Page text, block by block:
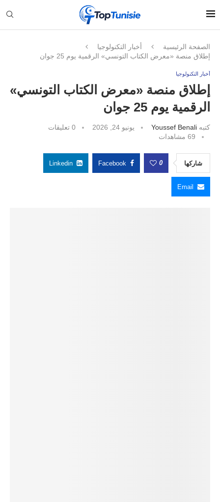
الصفحة الرئيسية
أخبار التكنولوجيا
إطلاق منصة «معرض الكتاب التونسي» الرقمية يوم 25 جوان
أخبار التكنولوجيا
إطلاق منصة «معرض الكتاب التونسي»
الرقمية يوم 25 جوان
كتبه Youssef Benali يونيو 24, 2026
0 تعليقات
69 مشاهدات
شاركها 0
Facebook
Linkedin
Email